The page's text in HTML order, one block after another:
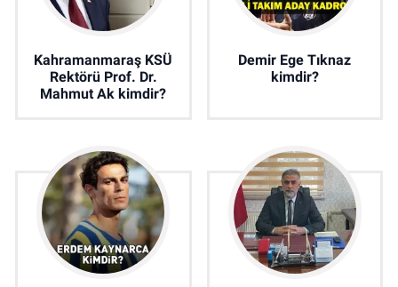
Kahramanmaraş KSÜ
Rektörü Prof. Dr.
Mahmut Ak kimdir?
Demir Ege Tıknaz
kimdir?